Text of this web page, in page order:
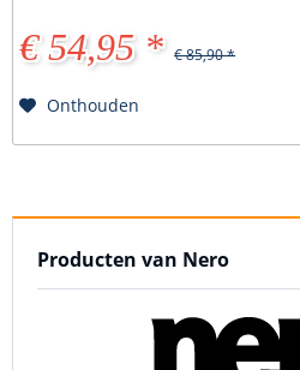
€ 54,95 * € 85,90 *
Onthouden
Producten van Nero